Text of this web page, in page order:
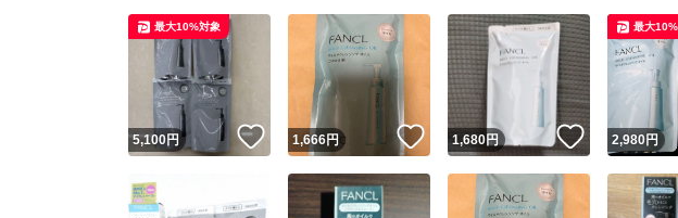
ユ
Yahoo!フリマが定めた一定の基準を
安心取引出品者
5,100円 いいね！
最大10%対象
1,666円 いいね！
1,680円 いいね！
2,980円
最大